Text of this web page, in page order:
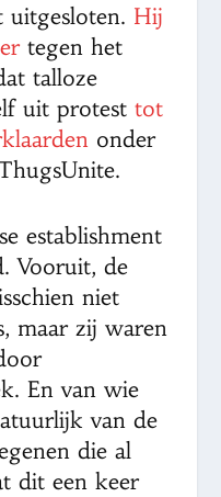
Hij
tegen het
talloze
uit protesttot
onder
establishment
Vooruit, de
niet
maar zij waren
En van wie
van de
die al
dit een keer